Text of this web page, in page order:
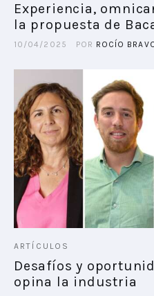
PLAYBOOKS
Experiencia,
la propuesta de
10/04/2025 POR ROCÍO
ARTÍCULOS
Desafíos y
opina la industria